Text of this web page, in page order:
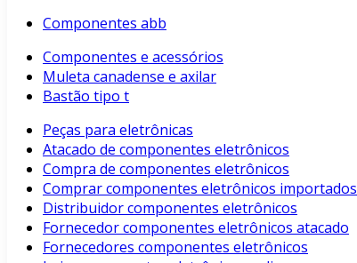
Componentes abb
Componentes e acessórios
Muleta canadense e axilar
Bastão tipo t
Peças para eletrônicas
Atacado de componentes eletrônicos
Compra de componentes eletrônicos
Comprar componentes eletrônicos importados
Distribuidor componentes eletrônicos
Fornecedor componentes eletrônicos atacado
Fornecedores componentes eletrônicos